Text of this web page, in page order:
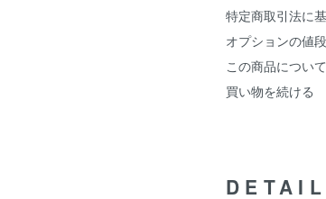
特定商取引法に
オプションの値
この商品につい
買い物を続ける
DETAIL